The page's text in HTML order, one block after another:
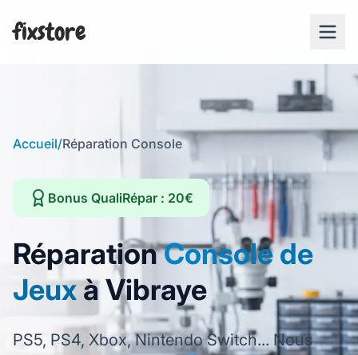
fixstore
Accueil/Réparation Console
Bonus QualiRépar : 20€
RéparationConsole de
Jeuxà Vibraye
PS5, PS4, Xbox, Nintendo Switch... Nous